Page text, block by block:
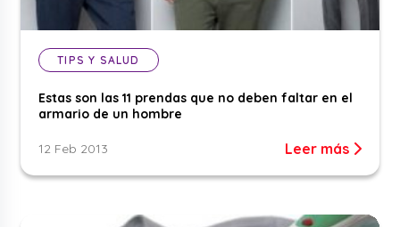
TIPS Y SALUD
Estas son las 11 prendas que no deben faltar en el
armario de un hombre
12 Feb 2013 Leer más